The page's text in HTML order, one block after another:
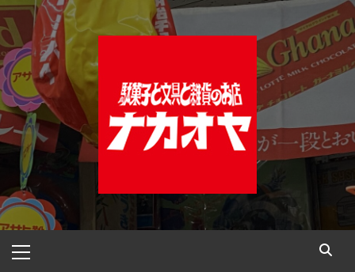
コ
ン
テ
ン
ツ
へ
ス
キ
イ